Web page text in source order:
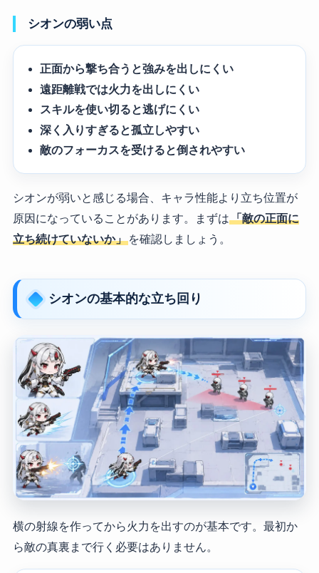
シオンの弱い点
正面から撃ち合うと強みを出しにくい
遠距離戦では火力を出しにくい
スキルを使い切ると逃げにくい
深く入りすぎると孤立しやすい
敵のフォーカスを受けると倒されやすい
シオンが弱いと感じる場合、キャラ性能より立ち位置が
原因になっていることがあります。まずは「敵の正面に
立ち続けていないか」を確認しましょう。
シオンの基本的な立ち回り
横の射線を作ってから火力を出すのが基本です。最初か
ら敵の真裏まで行く必要はありません。